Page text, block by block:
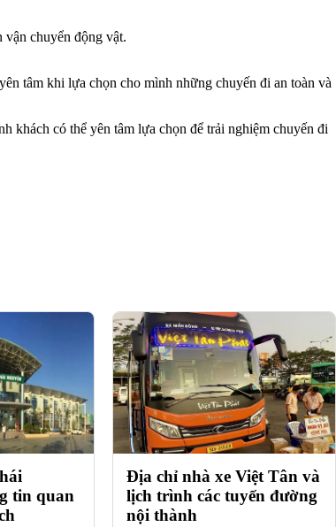
vận chuyển động vật.
tâm khi lựa chọn cho mình những chuyến đi an toàn và
khách có thể yên tâm lựa chọn để trải nghiệm chuyến đi
tin quan
Địa chỉ nhà xe Việt Tân và
lịch trình các tuyến đường
nội thành